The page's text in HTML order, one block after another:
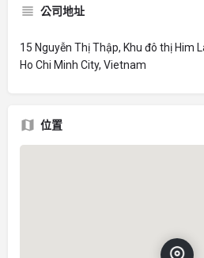
公司地址
15 Nguyễn Thị Thập, Khu đô thị Him
Ho Chi Minh City, Vietnam
位置